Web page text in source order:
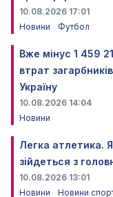
10.08.2026 17:01
Новини
Футбол
Вже мінус 1 459
втрат
Україну
10.08.2026 14:04
Новини
Легка атлетика.
зійдеться з
10.08.2026 13:01
Новини
Новини